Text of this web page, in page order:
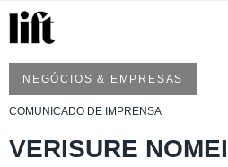
NEGÓCIOS & EMPRESAS
COMUNICADO DE IMPRENSA
VERISURE